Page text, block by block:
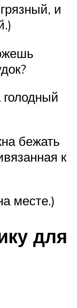
и
бежать
к
месте.)
для